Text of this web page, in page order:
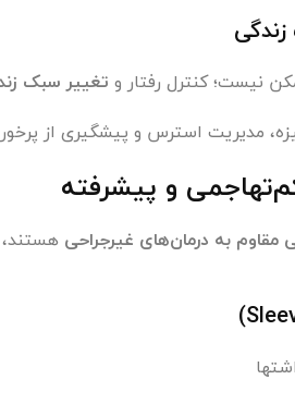
نیست؛ کنترل رفتار و تغییر سبک
مدیریت استرس و پیشگیری از
مقاوم به درمان‌های غیرجراحی